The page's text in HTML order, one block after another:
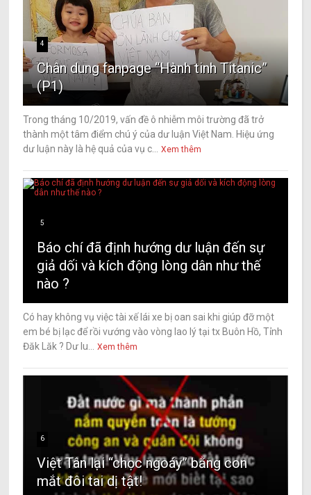
4
Chân dung fanpage “Hành tinh Titanic”
(P1)
Trong tháng 10/2019, vấn đề ô nhiễm môi trường đã trở
thành một tâm điểm chú ý của dư luận Việt Nam. Hiệu ứng
dư luận này là hệ quả của vụ c...
Xem thêm
5
Báo chí đã định hướng dư luận đến sự
giả dối và kích động lòng dân như thế
nào ?
Có hay không vụ việc tài xế lái xe bị oan sai khi giúp đỡ một
em bé bị lạc để rồi vướng vào vòng lao lý tại tx Buôn Hồ, Tỉnh
Đăk Lăk ? Dư lu...
Xem thêm
6
Việt Tân lại “chọc ngoáy” bằng con
mắt đôi tai dị tật!